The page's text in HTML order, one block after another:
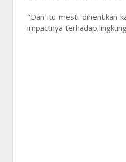
"Dan itu mesti dihentikan
impactnya terhadap